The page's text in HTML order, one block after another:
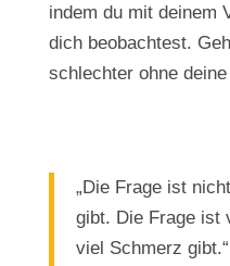
indem du mit deinem
dich beobachtest.
schlechter ohne
„Die Frage ist
gibt. Die Frage ist
viel Schmerz gibt.“